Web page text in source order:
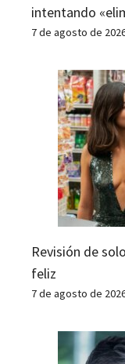
intentando
7 de agosto de
Revisión de
feliz
7 de agosto de